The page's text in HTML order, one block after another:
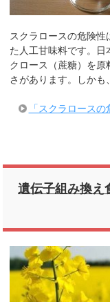
スクラロースの危険
た人工甘味料です。日
クロース（蔗糖）を
さがあります。しかも
「スクラロース
遺伝子組み換え